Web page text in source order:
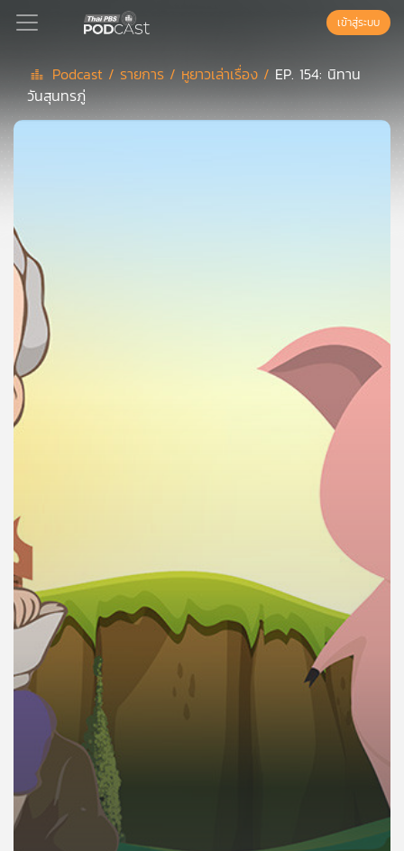
Podcast
แนะนำ
เพล
ย์
ลิ
สต์
ของ
คุณ
บทความ
ข่าว
และ
กิจกรรม
เครือ
เข้าสู่ระบบ
Podcast / รายการ / หูยาวเล่าเรื่อง / EP. 154: นิทาน
วันสุนทรภู่